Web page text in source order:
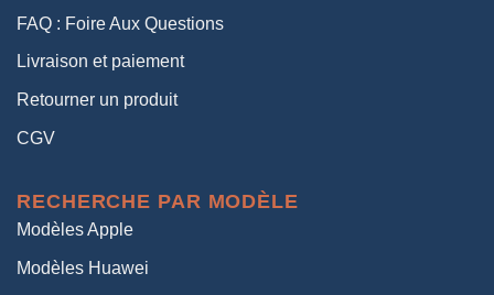
FAQ : Foire Aux Questions
Livraison et paiement
Retourner un produit
CGV
RECHERCHE PAR MODÈLE
Modèles Apple
Modèles Huawei